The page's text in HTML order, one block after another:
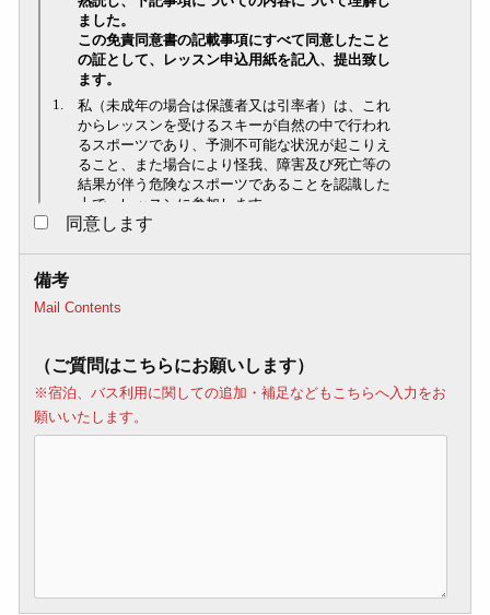
同意します
備考
Mail Contents
（ご質問はこちらにお願いします）
※宿泊、バス利用に関しての追加・補足などもこちらへ入力をお
願いいたします。